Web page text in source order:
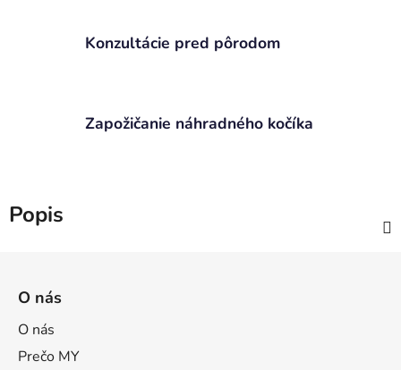
Konzultácie pred pôrodom
Zapožičanie náhradného kočíka
Popis
O nás
O nás
Prečo MY